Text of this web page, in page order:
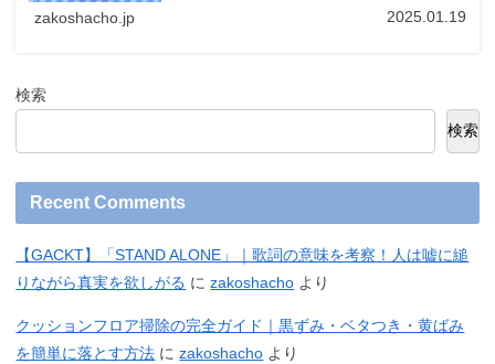
zakoshacho.jp 2025.01.19
検索
検索
Recent Comments
【GACKT】「STAND ALONE」｜歌詞の意味を考察！人は嘘に縋
りながら真実を欲しがる にzakoshacho より
クッションフロア掃除の完全ガイド｜黒ずみ・ベタつき・黄ばみ
を簡単に落とす方法 にzakoshacho より